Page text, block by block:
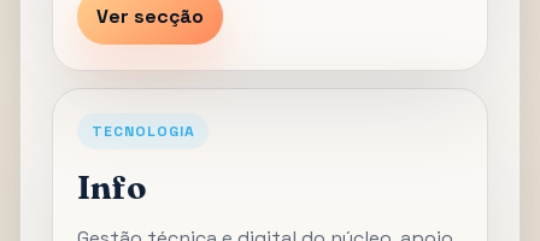
Ver secção
TECNOLOGIA
Info